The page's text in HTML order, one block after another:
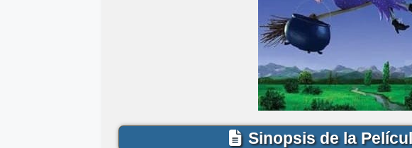
Sinopsis de la